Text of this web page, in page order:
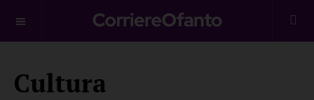
Cultura